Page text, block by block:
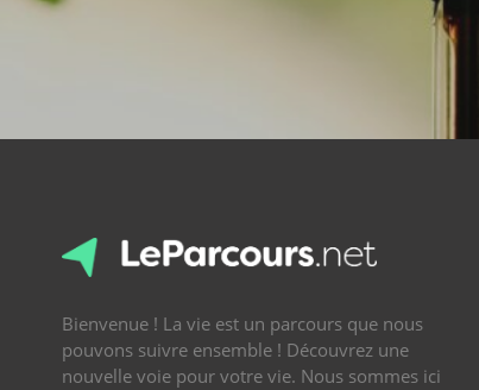
Bienvenue ! La vie est un parcours que nous
pouvons suivre ensemble ! Découvrez une
nouvelle voie pour votre vie. Nous sommes ici